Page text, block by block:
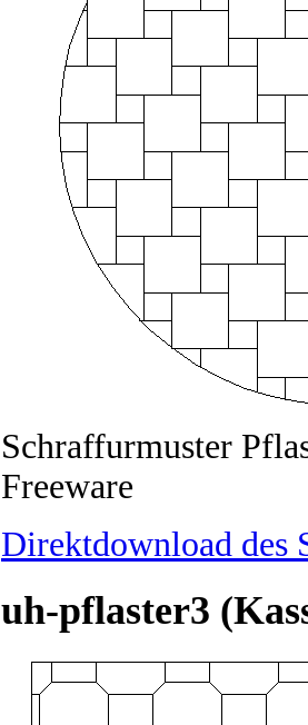
Schraffurmuster
Freeware
Direktdownload des
uh-pflaster3